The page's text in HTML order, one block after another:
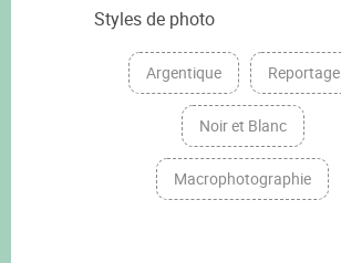
Styles de photo
Argentique Reportage
Noir et Blanc
Macrophotographie